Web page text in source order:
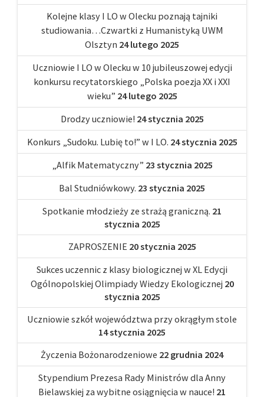
Kolejne klasy I LO w Olecku poznają tajniki
studiowania…Czwartki z Humanistyką UWM
Olsztyn 24 lutego 2025
Uczniowie I LO w Olecku w 10 jubileuszowej edycji
konkursu recytatorskiego „Polska poezja XX i XXI
wieku” 24 lutego 2025
Drodzy uczniowie! 24 stycznia 2025
Konkurs „Sudoku. Lubię to!” w I LO. 24 stycznia 2025
„Alfik Matematyczny” 23 stycznia 2025
Bal Studniówkowy. 23 stycznia 2025
Spotkanie młodzieży ze strażą graniczną. 21
stycznia 2025
ZAPROSZENIE 20 stycznia 2025
Sukces uczennic z klasy biologicznej w XL Edycji
Ogólnopolskiej Olimpiady Wiedzy Ekologicznej 20
stycznia 2025
Uczniowie szkół województwa przy okrągłym stole
14 stycznia 2025
Życzenia Bożonarodzeniowe 22 grudnia 2024
Stypendium Prezesa Rady Ministrów dla Anny
Bielawskiej za wybitne osiągnięcia w nauce! 21